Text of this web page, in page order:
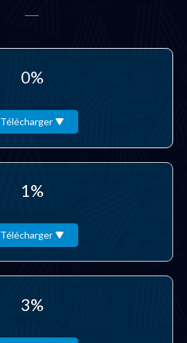
0%
Télécharger
1%
Télécharger
3%